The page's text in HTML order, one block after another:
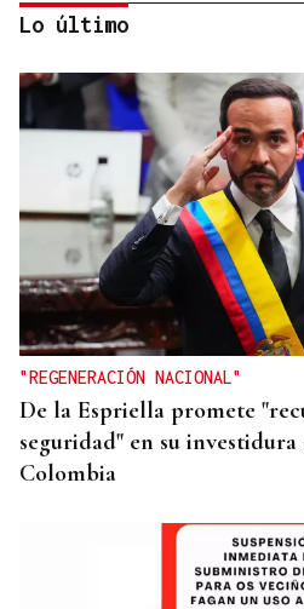
GANADORAS
Título de dobles para las
Cidade de Ourense sin
Lo último
"REGENERACIÓN NACIONAL"
De la Espriella promete
seguridad" en su
Colombia